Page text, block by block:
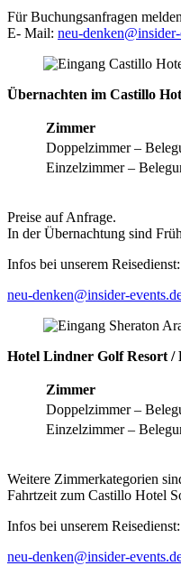
Für Buchungsanfragen
E- Mail: neu-
Übernachten im Castillo
Zimmer
Doppelzimmer –
Einzelzimmer –
Preise auf Anfrage.
In der Übernachtung sind
Infos bei unserem Reisedienst:
neu-denken@insider-
Hotel Lindner Golf Resort
Zimmer
Doppelzimmer –
Einzelzimmer –
Weitere Zimmerkategorien
Fahrtzeit zum Castillo Hotel
Infos bei unserem Reisedienst:
neu-denken@insider-